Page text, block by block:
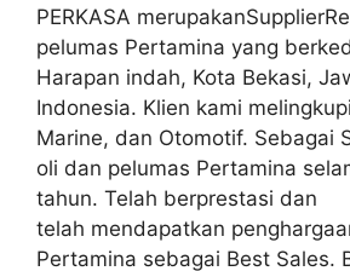
PERKASA
pelumas Pertamina yang
Harapan indah, Kota Bekasi,
Indonesia. Klien kami
Marine, dan Otomotif. Sebagai
oli dan pelumas Pertamina
tahun. Telah berprestasi dan
telah mendapatkan
Pertamina sebagai Best Sales.